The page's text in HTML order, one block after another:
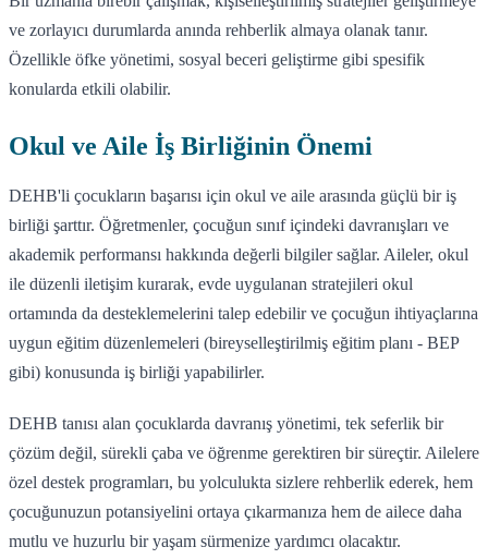
ve zorlayıcı durumlarda anında rehberlik almaya olanak tanır.
Özellikle öfke yönetimi, sosyal beceri geliştirme gibi spesifik
konularda etkili olabilir.
Okul ve Aile İş Birliğinin Önemi
DEHB'li çocukların başarısı için okul ve aile arasında güçlü bir iş
birliği şarttır. Öğretmenler, çocuğun sınıf içindeki davranışları ve
akademik performansı hakkında değerli bilgiler sağlar. Aileler, okul
ile düzenli iletişim kurarak, evde uygulanan stratejileri okul
ortamında da desteklemelerini talep edebilir ve çocuğun ihtiyaçlarına
uygun eğitim düzenlemeleri (bireyselleştirilmiş eğitim planı - BEP
gibi) konusunda iş birliği yapabilirler.
DEHB tanısı alan çocuklarda davranış yönetimi, tek seferlik bir
çözüm değil, sürekli çaba ve öğrenme gerektiren bir süreçtir. Ailelere
özel destek programları, bu yolculukta sizlere rehberlik ederek, hem
çocuğunuzun potansiyelini ortaya çıkarmanıza hem de ailece daha
mutlu ve huzurlu bir yaşam sürmenize yardımcı olacaktır.